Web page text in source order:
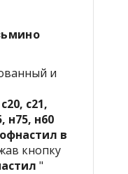
и
с21,
н75, н60
в
кнопку
"